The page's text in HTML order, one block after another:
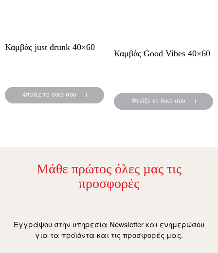
Καμβάς just drunk 40×60
Φτιάξε το δικό σου
Καμβάς Good Vibes 40×60
Φτιάξε το δικό σου
Μάθε πρώτος όλες µας τις
προσφορές
Εγγράψου στην υπηρεσία Newsletter και ενημερώσου
για τα προϊόντα και τις προσφορές μας.